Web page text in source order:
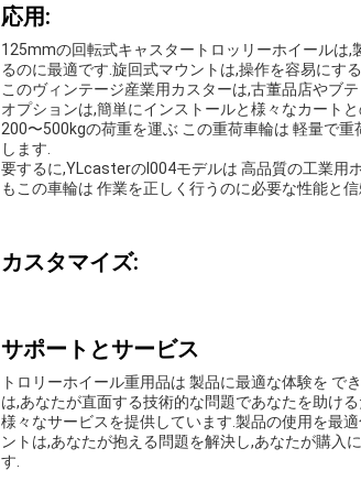
応用:
125mmの回転式キャスタートロッリーホイールは
るのに最適です.旋回式マウントは,操作を容易にす
このヴィンテージ産業用カスターは,古董品店やブ
オプションは,簡単にインストールと様々なカート
200〜500kgの荷重を運ぶ この重荷車輪は 軽量で
します.
要するに,YLcasterのI004モデルは 高品質の工業用
もこの車輪は 作業を正しく行うのに必要な性能と
カスタマイズ:
サポートとサービス
トロリーホイール重用品は 製品に最適な体験を
は,あなたが直面する技術的な問題であなたを助け
様々なサービスを提供しています.製品の使用を最
ントは,あなたが抱える問題を解決し,あなたが購入
す.